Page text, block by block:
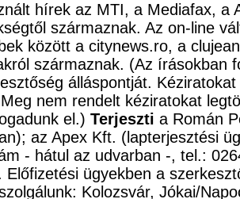
hírek az MTI, a Mediafax, a
származnak. Az on-line
között a citynews.ro, a
származnak. (Az írásokban
álláspontját.
nem rendelt kéziratokat
el.) Terjeszti a Román
az Apex Kft. (lapterjesztési
- hátul az udvarban -, tel.:
Előfizetési ügyekben a
Kolozsvár, Jókai/